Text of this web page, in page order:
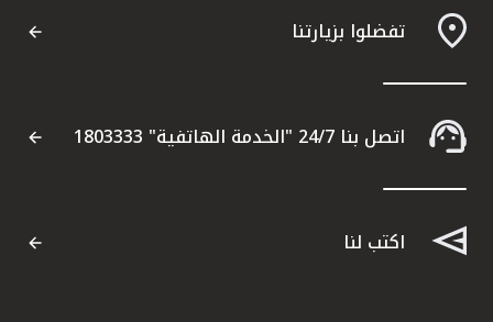
تفضلوا بزيارتنا
اتصل بنا 24/7 "الخدمة الهاتفية" 1803333
اكتب لنا